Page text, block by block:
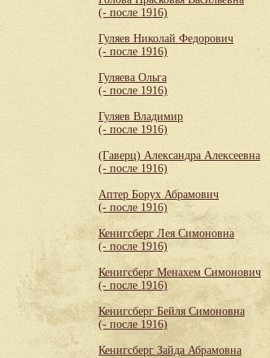
(- после 1916)
Гуляев Николай Федорович
(- после 1916)
Гуляева Ольга
(- после 1916)
Гуляев Владимир
(- после 1916)
(Гаверц) Александра Алексеевна
(- после 1916)
Аптер Борух Абрамович
(- после 1916)
Кенигсберг Лея Симоновна
(- после 1916)
Кенигсберг Менахем Симонович
(- после 1916)
Кенигсберг Бейля Симоновна
(- после 1916)
Кенигсберг Зайда Абрамовна